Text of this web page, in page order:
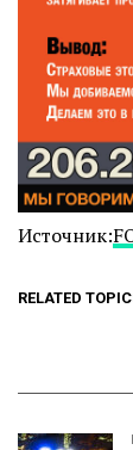
Источник:
RELATED